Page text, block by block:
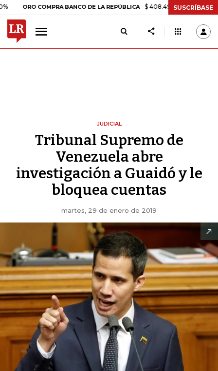
COMPRA BANCO DE LA REPÚBLICA $ 408.498,97 +$ 8.753,81
SUSCRÍBASE
JUDICIAL
Tribunal Supremo de
Venezuela abre
investigación a Guaidó y le
bloquea cuentas
martes, 29 de enero de 2019